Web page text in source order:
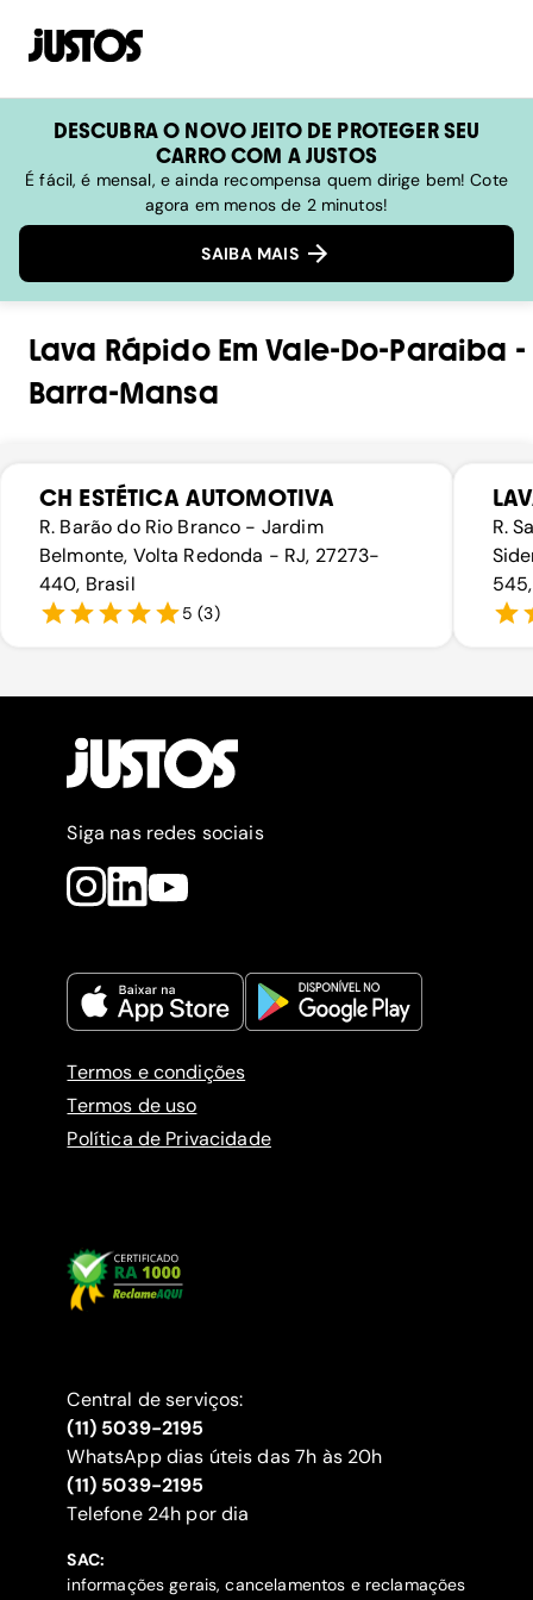
DESCUBRA O NOVO JEITO DE PROTEGER SEU
CARRO COM A JUSTOS
É fácil, é mensal, e ainda recompensa quem dirige bem! Cote
agora em menos de 2 minutos!
SAIBA MAIS
Lava RápidoEmVale-Do-Paraiba -
Barra-Mansa
CH ESTÉTICA AUTOMOTIVA
R. Barão do Rio Branco - Jardim
Belmonte, Volta Redonda - RJ, 27273-
440, Brasil
5 (3)
R.
Siga nas redes sociais
Termos e condições
Termos de uso
Política de Privacidade
Central de serviços:
(11) 5039-2195
WhatsApp dias úteis das 7h às 20h
(11) 5039-2195
‍Telefone 24h por dia
SAC:
informações gerais, cancelamentos e reclamações